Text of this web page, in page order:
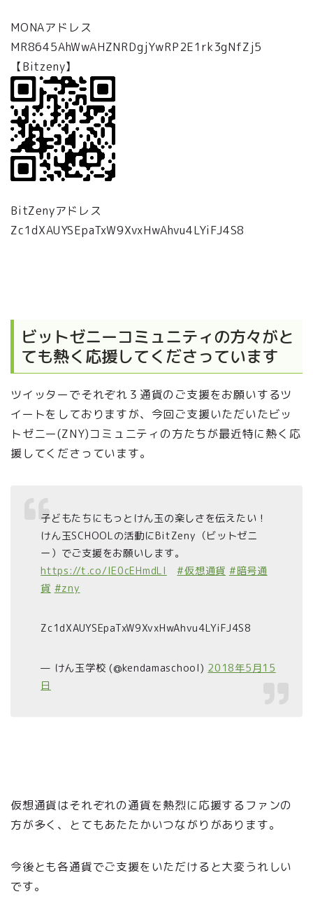
MONAアドレス
MR8645AhWwAHZNRDgjYwRP2E1rk3gNfZj5
【Bitzeny】
BitZenyアドレス
Zc1dXAUYSEpaTxW9XvxHwAhvu4LYiFJ4S8
ビットゼニーコミュニティの方々がと
ても熱く応援してくださっています
ツイッターでそれぞれ３通貨のご支援をお願いするツ
イートをしておりますが、今回ご支援いただいたビッ
トゼニー(ZNY)コミュニティの方たちが最近特に熱く応
援してくださっています。
子どもたちにもっとけん玉の楽しさを伝えたい！
けん玉SCHOOLの活動にBitZeny（ビットゼニ
ー）でご支援をお願いします。
https://t.co/lE0cEHmdLl
#仮想通貨 #暗号通
貨 #zny
Zc1dXAUYSEpaTxW9XvxHwAhvu4LYiFJ4S8
— けん玉学校 (@kendamaschool) 2018年5月15
日
仮想通貨はそれぞれの通貨を熱烈に応援するファンの
方が多く、とてもあたたかいつながりがあります。
今後とも各通貨でご支援をいただけると大変うれしい
です。